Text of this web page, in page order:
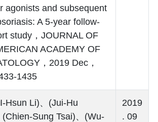
agonists and subsequent
A 5-year follow-
study，JOURNAL OF
ACADEMY OF
，2019 Dec，
1435
Hsun Li)、(Jui-Hu
(Chien-Sung Tsai)、(Wu-
2019
. 09